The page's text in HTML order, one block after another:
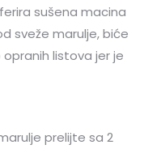
sušena macina
sveže marulje, biće
listova jer je
prelijte sa 2